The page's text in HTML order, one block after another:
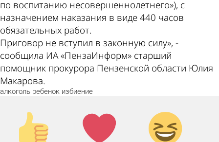
по воспитанию несовершеннолетнего»), с
назначением наказания в виде 440 часов
обязательных работ.
Приговор не вступил в законную силу», -
сообщила ИА «ПензаИнформ» старший
помощник прокурора Пензенской области Юлия
Макарова.
алкоголь ребенок избиение
Палец
вверх!
Лайк!
Дикий
смех!